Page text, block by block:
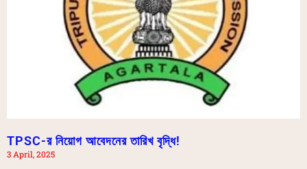
TPSC-র নিয়োগ আবেদনের তারিখ বৃদ্ধি!
3 April, 2025